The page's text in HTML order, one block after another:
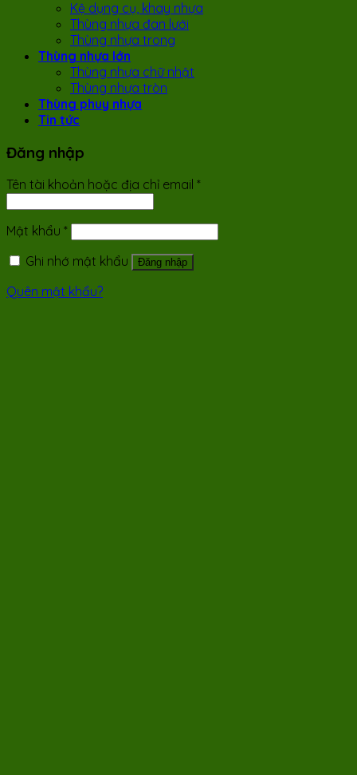
Kệ dụng cụ, khay nhựa
Thùng nhựa đan lưới
Thùng nhựa trong
Thùng nhựa lớn
Thùng nhựa chữ nhật
Thùng nhựa tròn
Thùng phuy nhựa
Tin tức
Đăng nhập
Tên tài khoản hoặc địa chỉ email *
Mật khẩu *
Ghi nhớ mật khẩu
Đăng nhập
Quên mật khẩu?